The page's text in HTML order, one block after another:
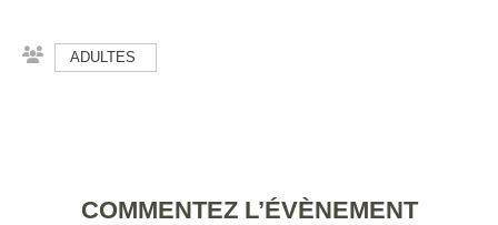
ADULTES
COMMENTEZ L’ÉVÈNEMENT